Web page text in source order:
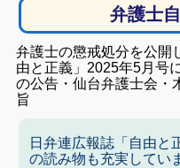
弁護士
弁護士の懲戒処分を公開
由と正義」2025年5月号
の公告・仙台弁護士会・
旨
日弁連広報誌「自由と
の読み物も充実してい